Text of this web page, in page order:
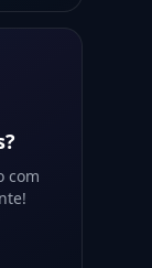
com